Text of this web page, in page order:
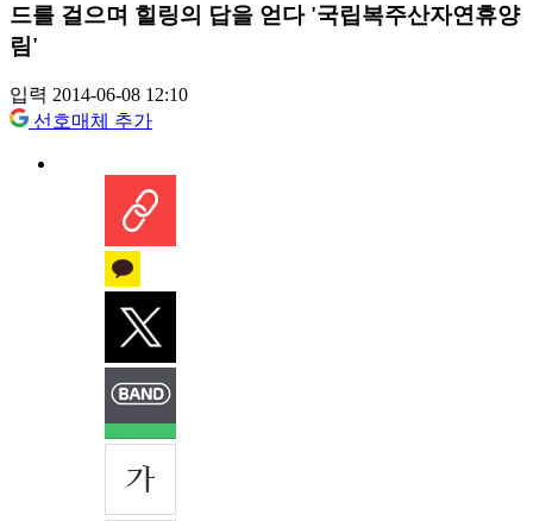
드를 걸으며 힐링의 답을 얻다 '국립복주산자연휴양
림'
입력 2014-06-08 12:10
선호매체 추가